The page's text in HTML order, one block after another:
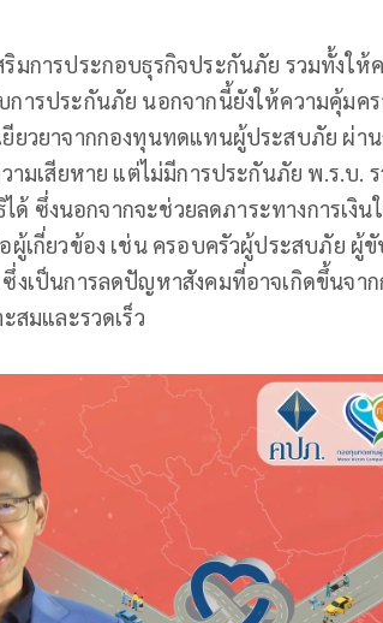
มการประกอบธุรกิจประกันภัย รวมทั้งให้
ารประกันภัย นอกจากนี้ยังให้ความคุ้มคร
ยวยาจากกองทุนทดแทนผู้ประสบภัย ผ่าน
ามเสียหาย แต่ไม่มีการประกันภัย พ.ร.บ.
ซึ่งนอกจากจะช่วยลดภาระทางการเงิน
เกี่ยวข้อง เช่น ครอบครัวผู้ประสบภัย ผู้
เป็นการลดปัญหาสังคมที่อาจเกิดขึ้นจาก
สมและรวดเร็ว